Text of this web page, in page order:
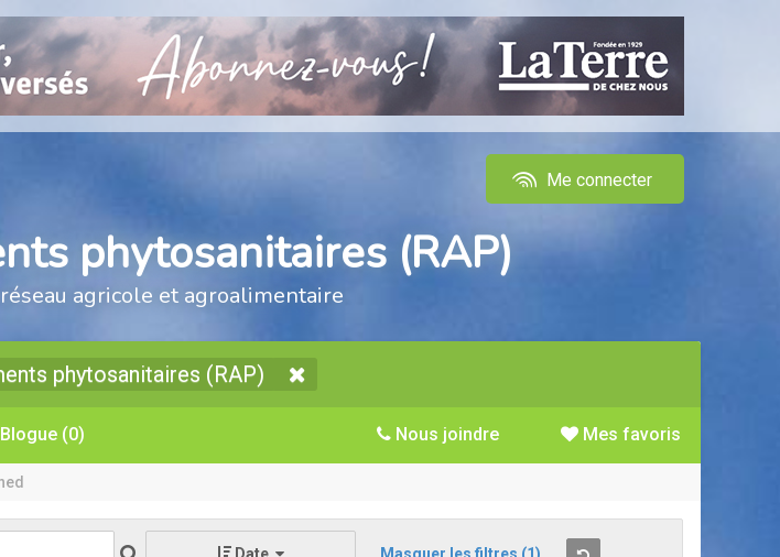
Me connecter
phytosanitaires (RAP)
agricole et agroalimentaire
phytosanitaires (RAP)
Blogue (0) Mes favoris
Nous joindre